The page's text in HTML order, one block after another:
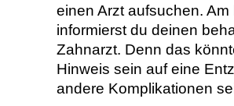
einen Arzt aufsuchen. Am
informierst du deinen
Zahnarzt. Denn das
Hinweis sein auf eine
andere Komplikationen